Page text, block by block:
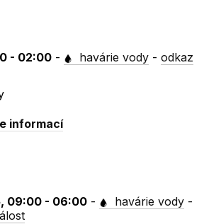
- 02:00 - havárie vody -odkaz
informací
09:00 - 06:00 - havárie vody -